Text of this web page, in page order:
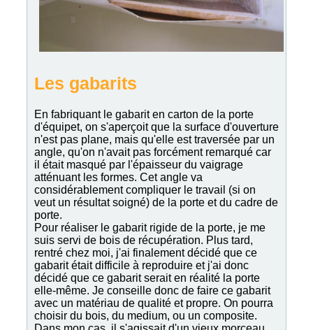
Les gabarits
En fabriquant le gabarit en carton de la porte
d'équipet, on s'aperçoit que la surface d'ouverture
n'est pas plane, mais qu'elle est traversée par un
angle, qu'on n'avait pas forcément remarqué car
il était masqué par l'épaisseur du vaigrage
atténuant les formes. Cet angle va
considérablement compliquer le travail (si on
veut un résultat soigné) de la porte et du cadre de
porte.
Pour réaliser le gabarit rigide de la porte, je me
suis servi de bois de récupération. Plus tard,
rentré chez moi, j'ai finalement décidé que ce
gabarit était difficile à reproduire et j'ai donc
décidé que ce gabarit serait en réalité la porte
elle-même. Je conseille donc de faire ce gabarit
avec un matériau de qualité et propre. On pourra
choisir du bois, du medium, ou un composite.